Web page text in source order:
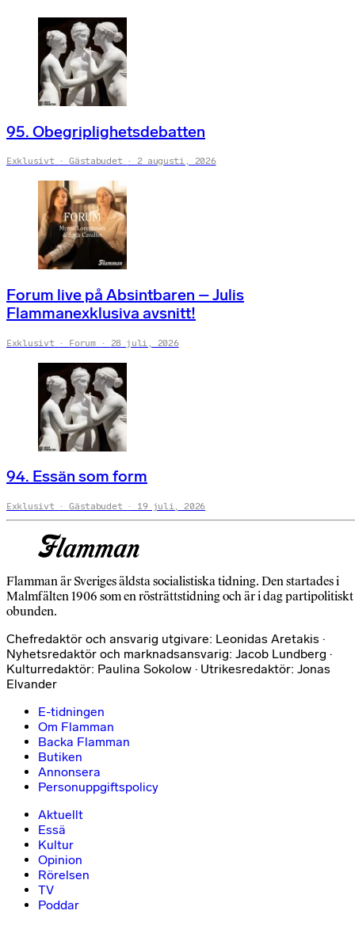
95. Obegriplighetsdebatten
Exklusivt Gästabudet 2 augusti, 2026
Forum live på Absintbaren – Julis
Flammanexklusiva avsnitt!
Exklusivt Forum 28 juli, 2026
94. Essän som form
Exklusivt Gästabudet 19 juli, 2026
Flamman är Sveriges äldsta socialistiska tidning. Den startades i
Malmfälten 1906 som en rösträttstidning och är i dag partipolitiskt
obunden.
Chefredaktör och ansvarig utgivare: Leonidas Aretakis ·
Nyhetsredaktör och marknadsansvarig: Jacob Lundberg ·
Kulturredaktör: Paulina Sokolow · Utrikesredaktör: Jonas
Elvander
E-tidningen
Om Flamman
Backa Flamman
Butiken
Annonsera
Personuppgiftspolicy
Aktuellt
Essä
Kultur
Opinion
Rörelsen
TV
Poddar